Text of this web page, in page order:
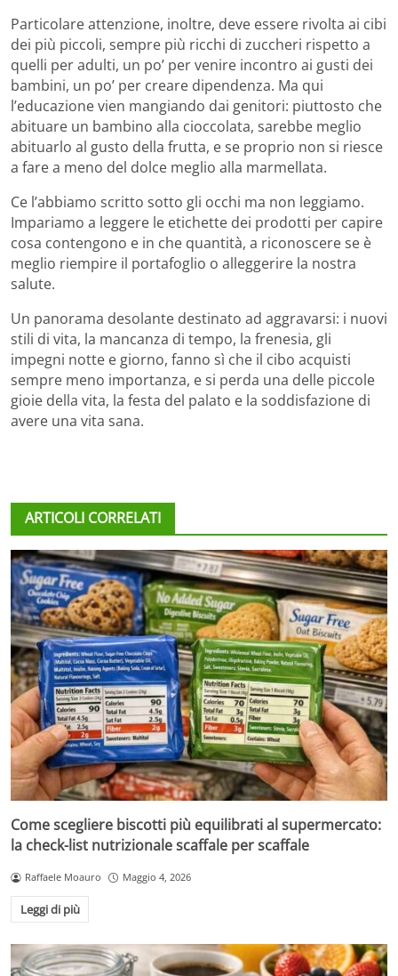
Particolare attenzione, inoltre, deve essere rivolta ai cibi
dei più piccoli, sempre più ricchi di zuccheri rispetto a
quelli per adulti, un po’ per venire incontro ai gusti dei
bambini, un po’ per creare dipendenza. Ma qui
l’educazione vien mangiando dai genitori: piuttosto che
abituare un bambino alla cioccolata, sarebbe meglio
abituarlo al gusto della frutta, e se proprio non si riesce
a fare a meno del dolce meglio alla marmellata.
Ce l’abbiamo scritto sotto gli occhi ma non leggiamo.
Impariamo a leggere le etichette dei prodotti per capire
cosa contengono e in che quantità, a riconoscere se è
meglio riempire il portafoglio o alleggerire la nostra
salute.
Un panorama desolante destinato ad aggravarsi: i nuovi
stili di vita, la mancanza di tempo, la frenesia, gli
impegni notte e giorno, fanno sì che il cibo acquisti
sempre meno importanza, e si perda una delle piccole
gioie della vita, la festa del palato e la soddisfazione di
avere una vita sana.
ARTICOLI CORRELATI
Come scegliere biscotti più equilibrati al supermercato:
la check-list nutrizionale scaffale per scaffale
Raffaele Moauro Maggio 4, 2026
Leggi di più